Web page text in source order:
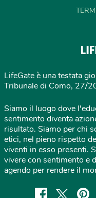
LifeGate è una testata
Tribunale di Como, 27/
Siamo il luogo dove
sentimento diventa
risultato. Siamo per chi
etici, nel pieno rispetto
viventi in esso presenti.
vivere con sentimento e
agendo per rendere il